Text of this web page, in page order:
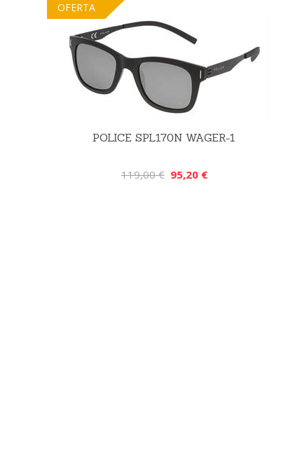
OFERTA
POLICE SPL170N WAGER-1
119,00 € 95,20 €